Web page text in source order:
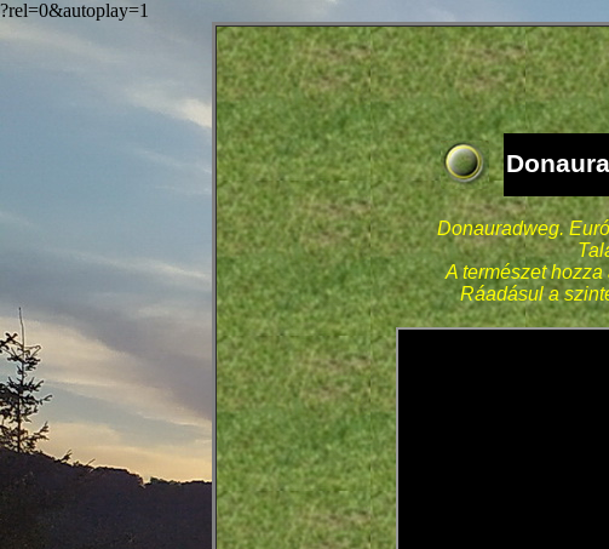
?rel=0&autoplay=1
Donauradweg.
A természet
Ráadásul a